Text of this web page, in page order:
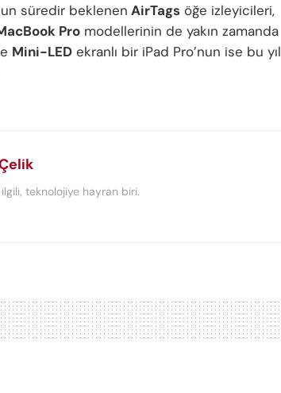
süredir beklenen AirTags öğe izleyicileri,
Pro modellerinin de yakın zamanda
Mini-LED ekranlı bir iPad Pro’nun ise bu yıl
teknolojiye hayran biri.